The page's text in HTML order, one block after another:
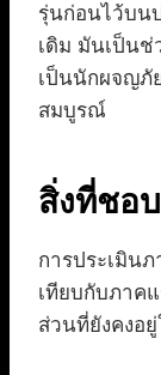
รุ่นก่อนไว้บน
เดิม มันเป็นช่
เป็นนักผจญภั
สมบูรณ์
สิ่งที่ชอ
การประเมิน
เทียบกับภาค
ส่วนที่ยังคงอยู่